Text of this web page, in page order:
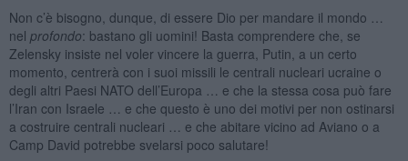
Non c’è bisogno, dunque, di essere Dio per mandare il mondo …
nel profondo: bastano gli uomini! Basta comprendere che, se
Zelensky insiste nel voler vincere la guerra, Putin, a un certo
momento, centrerà con i suoi missili le centrali nucleari ucraine o
degli altri Paesi NATO dell’Europa … e che la stessa cosa può fare
l’Iran con Israele … e che questo è uno dei motivi per non ostinarsi
a costruire centrali nucleari … e che abitare vicino ad Aviano o a
Camp David potrebbe svelarsi poco salutare!